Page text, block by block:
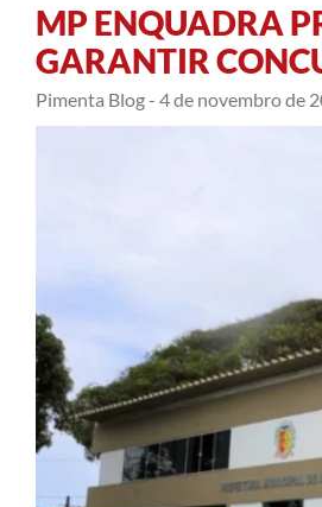
MP ENQUADRA
GARANTIR
Pimenta Blog - 4 de novembro de